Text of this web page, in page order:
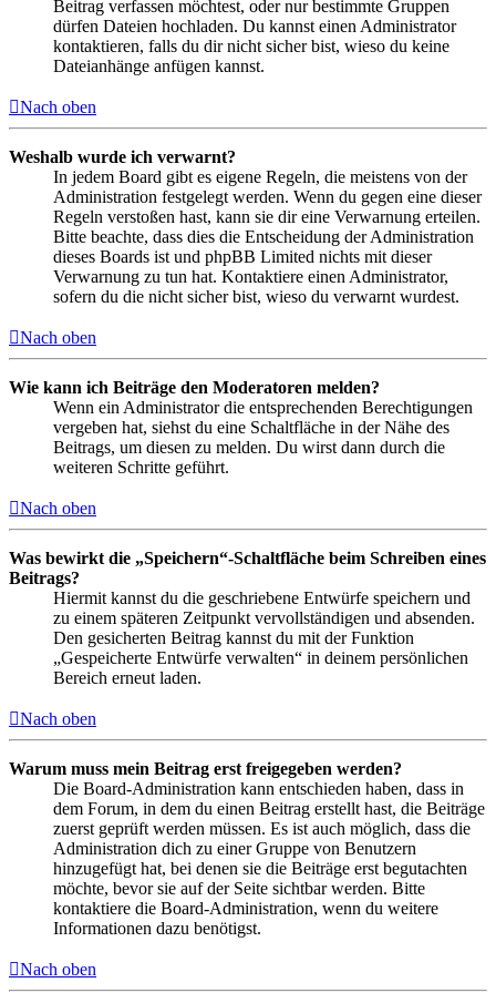
Beitrag verfassen möchtest, oder nur bestimmte Gruppen
dürfen Dateien hochladen. Du kannst einen Administrator
kontaktieren, falls du dir nicht sicher bist, wieso du keine
Dateianhänge anfügen kannst.
Nach oben
Weshalb wurde ich verwarnt?
In jedem Board gibt es eigene Regeln, die meistens von der
Administration festgelegt werden. Wenn du gegen eine dieser
Regeln verstoßen hast, kann sie dir eine Verwarnung erteilen.
Bitte beachte, dass dies die Entscheidung der Administration
dieses Boards ist und phpBB Limited nichts mit dieser
Verwarnung zu tun hat. Kontaktiere einen Administrator,
sofern du die nicht sicher bist, wieso du verwarnt wurdest.
Nach oben
Wie kann ich Beiträge den Moderatoren melden?
Wenn ein Administrator die entsprechenden Berechtigungen
vergeben hat, siehst du eine Schaltfläche in der Nähe des
Beitrags, um diesen zu melden. Du wirst dann durch die
weiteren Schritte geführt.
Nach oben
Was bewirkt die „Speichern“-Schaltfläche beim Schreiben eines
Beitrags?
Hiermit kannst du die geschriebene Entwürfe speichern und
zu einem späteren Zeitpunkt vervollständigen und absenden.
Den gesicherten Beitrag kannst du mit der Funktion
„Gespeicherte Entwürfe verwalten“ in deinem persönlichen
Bereich erneut laden.
Nach oben
Warum muss mein Beitrag erst freigegeben werden?
Die Board-Administration kann entschieden haben, dass in
dem Forum, in dem du einen Beitrag erstellt hast, die Beiträge
zuerst geprüft werden müssen. Es ist auch möglich, dass die
Administration dich zu einer Gruppe von Benutzern
hinzugefügt hat, bei denen sie die Beiträge erst begutachten
möchte, bevor sie auf der Seite sichtbar werden. Bitte
kontaktiere die Board-Administration, wenn du weitere
Informationen dazu benötigst.
Nach oben